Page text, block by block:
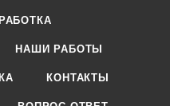
НАШИ РАБОТЫ
КОНТАКТЫ